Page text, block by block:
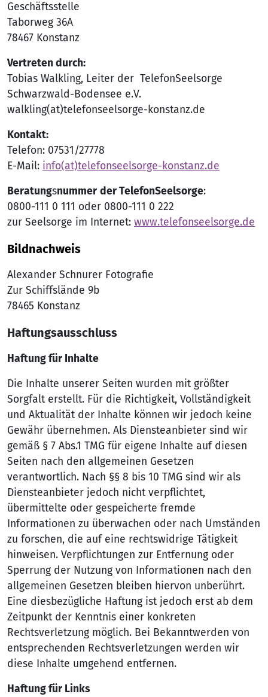
Geschäftsstelle
Taborweg 36A
78467 Konstanz
Vertreten durch:
Tobias Walkling, Leiter der TelefonSeelsorge
Schwarzwald-Bodensee e.V.
walkling(at)telefonseelsorge-konstanz.de
Kontakt:
Telefon: 07531/27778
E-Mail: info(at)telefonseelsorge-konstanz.de
Beratungsnummer der TelefonSeelsorge:
0800-111 0 111 oder 0800-111 0 222
zur Seelsorge im Internet: www.telefonseelsorge.de
Bildnachweis
Alexander Schnurer Fotografie
Zur Schiffslände 9b
78465 Konstanz
Haftungsausschluss
Haftung für Inhalte
Die Inhalte unserer Seiten wurden mit größter
Sorgfalt erstellt. Für die Richtigkeit, Vollständigkeit
und Aktualität der Inhalte können wir jedoch keine
Gewähr übernehmen. Als Diensteanbieter sind wir
gemäß § 7 Abs.1 TMG für eigene Inhalte auf diesen
Seiten nach den allgemeinen Gesetzen
verantwortlich. Nach §§ 8 bis 10 TMG sind wir als
Diensteanbieter jedoch nicht verpflichtet,
übermittelte oder gespeicherte fremde
Informationen zu überwachen oder nach Umständen
zu forschen, die auf eine rechtswidrige Tätigkeit
hinweisen. Verpflichtungen zur Entfernung oder
Sperrung der Nutzung von Informationen nach den
allgemeinen Gesetzen bleiben hiervon unberührt.
Eine diesbezügliche Haftung ist jedoch erst ab dem
Zeitpunkt der Kenntnis einer konkreten
Rechtsverletzung möglich. Bei Bekanntwerden von
entsprechenden Rechtsverletzungen werden wir
diese Inhalte umgehend entfernen.
Haftung für Links